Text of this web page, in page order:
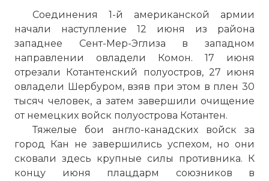
Соединения 1-й американской армии
начали наступление 12 июня из района
западнее Сент-Мер-Эглиза в западном
направлении овладели Комон. 17 июня
отрезали Котантенский полуостров, 27 июня
овладели Шербуром, взяв при этом в плен 30
тысяч человек, а затем завершили очищение
от немецких войск полуострова Котантен.
Тяжелые бои англо-канадских войск за
город Кан не завершились успехом, но они
сковали здесь крупные силы противника. К
концу июня плацдарм союзников в